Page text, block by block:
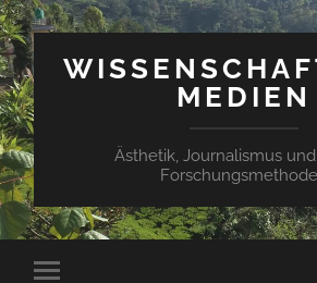
MEDIEN
Ästhetik, Journalismus